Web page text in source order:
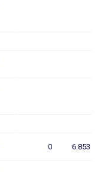
0 6.853